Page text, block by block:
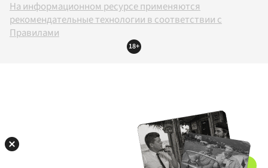
На информационном ресурсе применяются
рекомендательные технологии в соответствии с
Правилами
18+